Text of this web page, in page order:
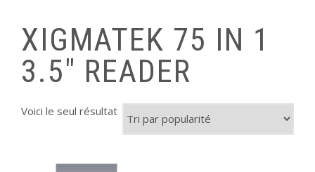
XIGMATEK 75 IN 1
3.5" READER
Voici le seul résultat